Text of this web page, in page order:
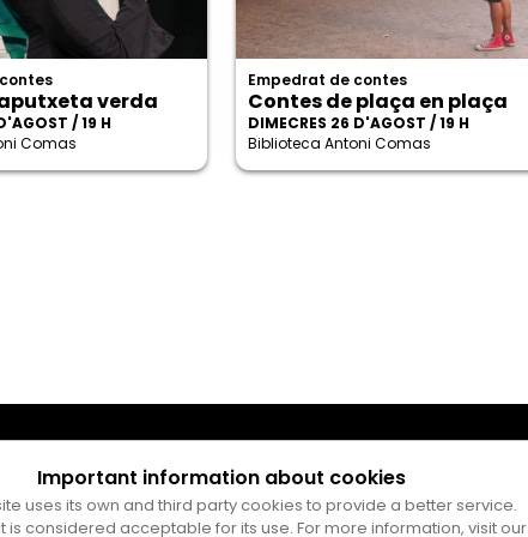
verda
/ 19 H
Comas
Empedrat de contes
Contes de plaça en plaça
DIMECRES 26 D'AGOST / 19 H
Biblioteca Antoni Comas
Important information about cookies
uses its own and third party cookies to provide a better service.
is considered acceptable for its use. For more information, visit our